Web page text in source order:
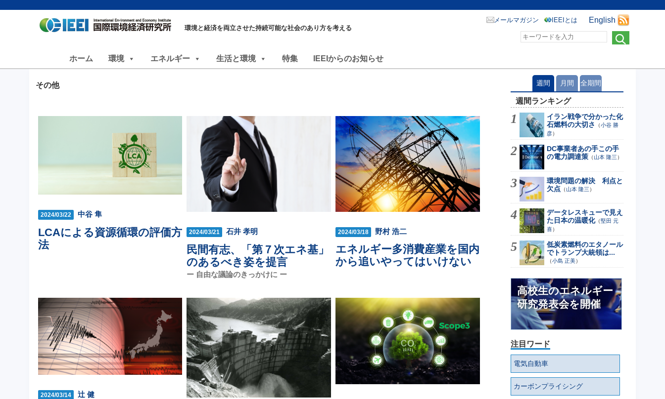
環境と経済を両立させた持続可能な社会のあり方を考える
English
メールマガジン IEEIとは
ホーム 環境 エネルギー 生活と環境 特集 IEEIからのお知らせ
その他
2024/03/22 中谷 隼
LCAによる資源循環の評価方
法
2024/03/21 石井 孝明
民間有志、「第７次エネ基」
のあるべき姿を提言
ー 自由な議論のきっかけに ー
2024/03/18 野村 浩二
エネルギー多消費産業を国内
から追いやってはいけない
2024/03/14 辻 健
週間 月間 全期間
週間ランキング
イラン戦争で分かった化
石燃料の大切さ
（小谷 勝
彦）
DC事業者あの手この手
の電力調達策 （山本 隆三 ）
環境問題の解決 利点と
欠点 （山本 隆三 ）
データレスキューで見え
た日本の温暖化（堅田 元
喜）
低炭素燃料のエタノール
でトランプ大統領は...
（小島 正美）
高校生のエネルギー
研究発表会を開催
注目ワード
電気自動車
カーボンプライシング